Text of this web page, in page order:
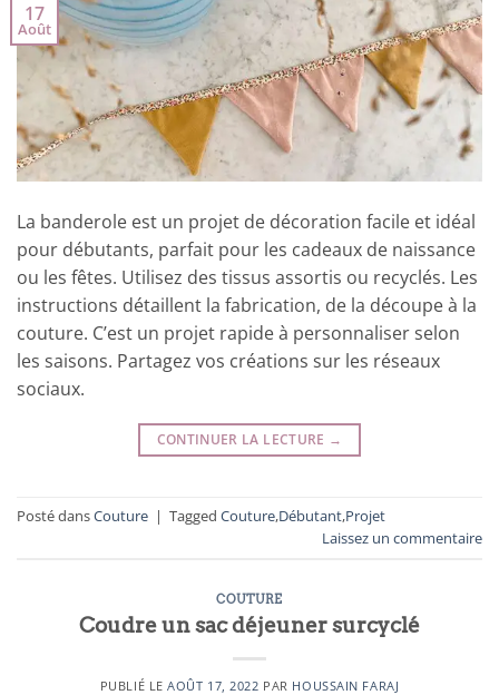
17
Août
La banderole est un projet de décoration facile et idéal
pour débutants, parfait pour les cadeaux de naissance
ou les fêtes. Utilisez des tissus assortis ou recyclés. Les
instructions détaillent la fabrication, de la découpe à la
couture. C’est un projet rapide à personnaliser selon
les saisons. Partagez vos créations sur les réseaux
sociaux.
CONTINUER LA LECTURE →
Posté dansCouture | Tagged Couture,Débutant,Projet
Laissez un commentaire
COUTURE
Coudre un sac déjeuner surcyclé
PUBLIÉ LEAOÛT 17, 2022 PAR HOUSSAIN FARAJ